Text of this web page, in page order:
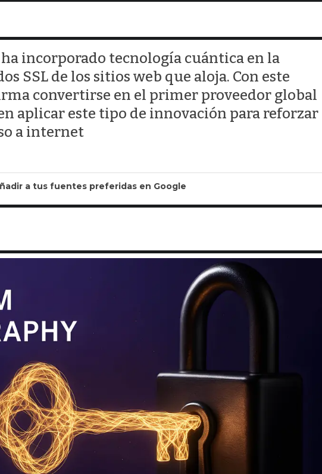
incorporado tecnología cuántica en la
SSL de los sitios web que aloja. Con este
convertirse en el primer proveedor global
aplicar este tipo de innovación para reforzar
a internet
a tus fuentes preferidas en Google